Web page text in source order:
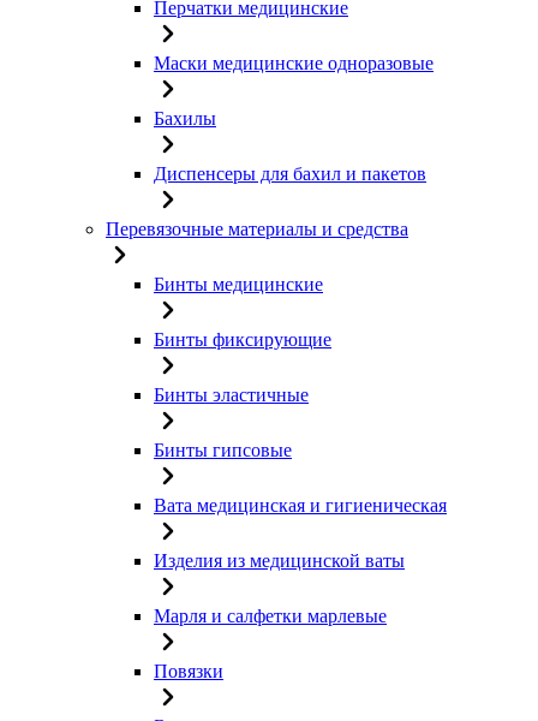
Перчатки медицинские
Маски медицинские одноразовые
Бахилы
Диспенсеры для бахил и пакетов
Перевязочные материалы и средства
Бинты медицинские
Бинты фиксирующие
Бинты эластичные
Бинты гипсовые
Вата медицинская и гигиеническая
Изделия из медицинской ваты
Марля и салфетки марлевые
Повязки